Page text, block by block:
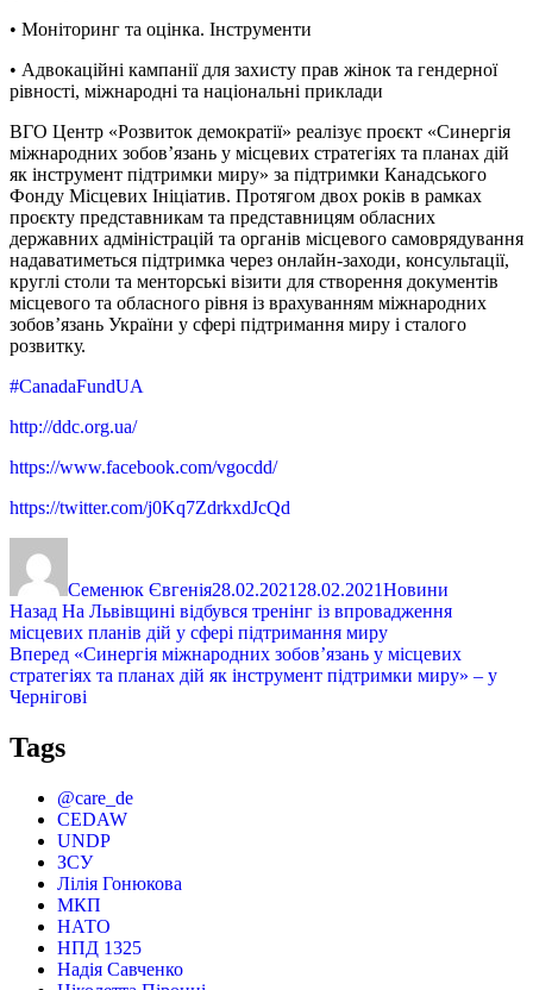
• Моніторинг та оцінка. Інструменти
• Адвокаційні кампанії для захисту прав жінок та гендерної
рівності, міжнародні та національні приклади
ВГО Центр «Розвиток демократії» реалізує проєкт «Синергія
міжнародних зобов’язань у місцевих стратегіях та планах дій
як інструмент підтримки миру» за підтримки Канадського
Фонду Місцевих Ініціатив. Протягом двох років в рамках
проєкту представникам та представницям обласних
державних адміністрацій та органів місцевого самоврядування
надаватиметься підтримка через онлайн-заходи, консультації,
круглі столи та менторські візити для створення документів
місцевого та обласного рівня із врахуванням міжнародних
зобов’язань України у сфері підтримання миру і сталого
розвитку.
#CanadaFundUA
http://ddc.org.ua/
https://www.facebook.com/vgocdd/
https://twitter.com/j0Kq7ZdrkxdJcQd
Семенюк Євгенія28.02.2021 28.02.2021Новини
Навігація
записів
Назад Попередній
запис:
На Львівщині відбувся тренінг із впровадження
місцевих планів дій у сфері підтримання миру
Вперед Наступний
запис:
«Синергія міжнародних зобов’язань у місцевих
стратегіях та планах дій як інструмент підтримки миру» – у
Чернігові
Tags
@care_de
CEDAW
UNDP
ЗСУ
Лілія Гонюкова
МКП
НАТО
НПД 1325
Надія Савченко